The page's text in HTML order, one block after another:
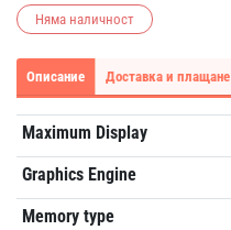
Няма наличност
Описание Доставка и плащане
Maximum Display
Graphics Engine
Memory type